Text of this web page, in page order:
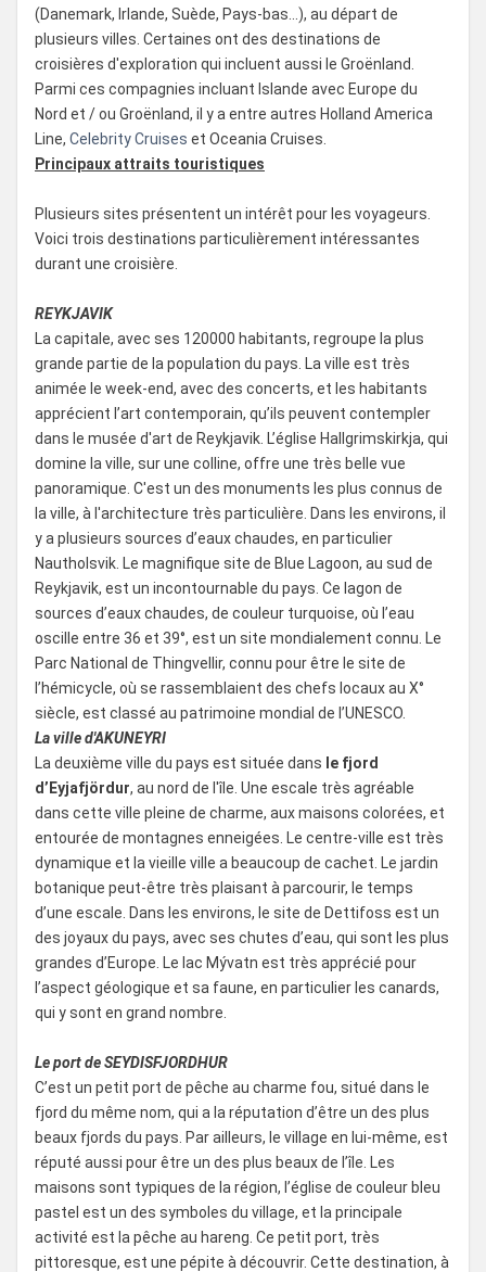
(Danemark, Irlande, Suède, Pays-bas...), au départ de
plusieurs villes. Certaines ont des destinations de
croisières d'exploration qui incluent aussi le Groënland.
Parmi ces compagnies incluant Islande avec Europe du
Nord et / ou Groënland, il y a entre autres Holland America
Line, Celebrity Cruises et Oceania Cruises.
Principaux attraits touristiques
Plusieurs sites présentent un intérêt pour les voyageurs.
Voici trois destinations particulièrement intéressantes
durant une croisière.
REYKJAVIK
La capitale, avec ses 120000 habitants, regroupe la plus
grande partie de la population du pays. La ville est très
animée le week-end, avec des concerts, et les habitants
apprécient l’art contemporain, qu’ils peuvent contempler
dans le musée d'art de Reykjavik. L’église Hallgrimskirkja, qui
domine la ville, sur une colline, offre une très belle vue
panoramique. C'est un des monuments les plus connus de
la ville, à l'architecture très particulière. Dans les environs, il
y a plusieurs sources d’eaux chaudes, en particulier
Nautholsvik. Le magnifique site de Blue Lagoon, au sud de
Reykjavik, est un incontournable du pays. Ce lagon de
sources d’eaux chaudes, de couleur turquoise, où l’eau
oscille entre 36 et 39°, est un site mondialement connu. Le
Parc National de Thingvellir, connu pour être le site de
l’hémicycle, où se rassemblaient des chefs locaux au X°
siècle, est classé au patrimoine mondial de l’UNESCO.
La ville d'AKUNEYRI
La deuxième ville du pays est située dans le fjord
d’Eyjafjördur, au nord de l'île. Une escale très agréable
dans cette ville pleine de charme, aux maisons colorées, et
entourée de montagnes enneigées. Le centre-ville est très
dynamique et la vieille ville a beaucoup de cachet. Le jardin
botanique peut-être très plaisant à parcourir, le temps
d’une escale. Dans les environs, le site de Dettifoss est un
des joyaux du pays, avec ses chutes d’eau, qui sont les plus
grandes d’Europe. Le lac Mývatn est très apprécié pour
l’aspect géologique et sa faune, en particulier les canards,
qui y sont en grand nombre.
Le port de SEYDISFJORDHUR
C’est un petit port de pêche au charme fou, situé dans le
fjord du même nom, qui a la réputation d’être un des plus
beaux fjords du pays. Par ailleurs, le village en lui-même, est
réputé aussi pour être un des plus beaux de l’île. Les
maisons sont typiques de la région, l’église de couleur bleu
pastel est un des symboles du village, et la principale
activité est la pêche au hareng. Ce petit port, très
pittoresque, est une pépite à découvrir. Cette destination, à